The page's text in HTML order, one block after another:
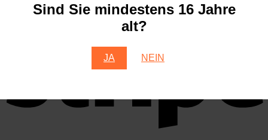
Sind Sie mindestens 16 Jahre
alt?
JA NEIN